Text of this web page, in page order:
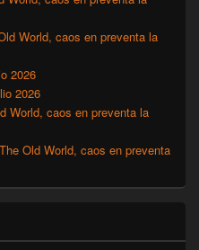
World, caos en preventa la
2026
2026
World, caos en preventa la
Old World, caos en preventa